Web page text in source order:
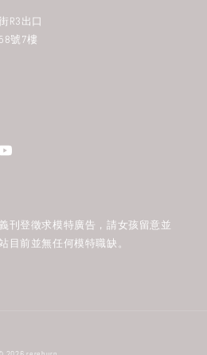
R3出口
號7樓
刊登徵求模特廣告，請女孩留意並
目前並無任何模特職缺。